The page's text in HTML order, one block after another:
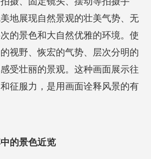
地展现自然景观的壮美气势、无
的景色和大自然优雅的环境。使
视野、恢宏的气势、层次分明的
受壮丽的景观。这种画面展示往
征服力，是用画面诠释风景的有
的景色近览